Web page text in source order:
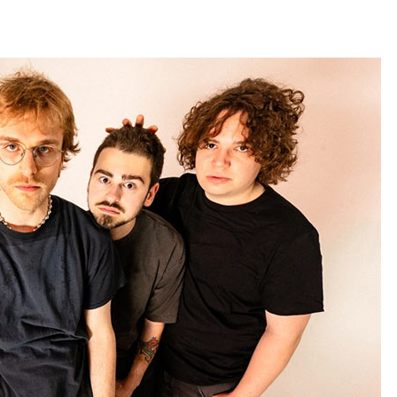
Martxa ospatuko da
2026/07/07
SOINUGELA: Paul McCartney eta
Ringo Starr-en lan berriak
2026/07/03